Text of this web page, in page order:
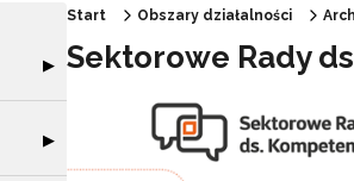
Rozwiń sekcję "Diagnoza psychologiczno-
▶
Rozwiń sekcję "Doradztwo zawodowe –
▶
Start Obszary działalności
Sektorowe Rady